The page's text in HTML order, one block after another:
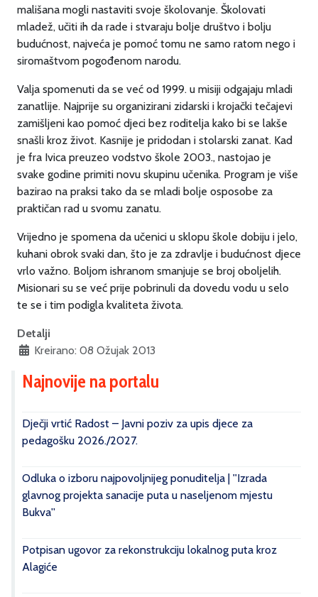
mališana mogli nastaviti svoje školovanje. Školovati
mladež, učiti ih da rade i stvaraju bolje društvo i bolju
budućnost, najveća je pomoć tomu ne samo ratom nego i
siromaštvom pogođenom narodu.
Valja spomenuti da se već od 1999. u misiji odgajaju mladi
zanatlije. Najprije su organizirani zidarski i krojački tečajevi
zamišljeni kao pomoć djeci bez roditelja kako bi se lakše
snašli kroz život. Kasnije je pridodan i stolarski zanat. Kad
je fra Ivica preuzeo vodstvo škole 2003., nastojao je
svake godine primiti novu skupinu učenika. Program je više
bazirao na praksi tako da se mladi bolje osposobe za
praktičan rad u svomu zanatu.
Vrijedno je spomena da učenici u sklopu škole dobiju i jelo,
kuhani obrok svaki dan, što je za zdravlje i budućnost djece
vrlo važno. Boljom ishranom smanjuje se broj oboljelih.
Misionari su se već prije pobrinuli da dovedu vodu u selo
te se i tim podigla kvaliteta života.
Detalji
Kreirano: 08 Ožujak 2013
Najnovije na portalu
Dječji vrtić Radost – Javni poziv za upis djece za
pedagošku 2026./2027.
Odluka o izboru najpovoljnijeg ponuditelja | ''Izrada
glavnog projekta sanacije puta u naseljenom mjestu
Bukva''
Potpisan ugovor za rekonstrukciju lokalnog puta kroz
Alagiće